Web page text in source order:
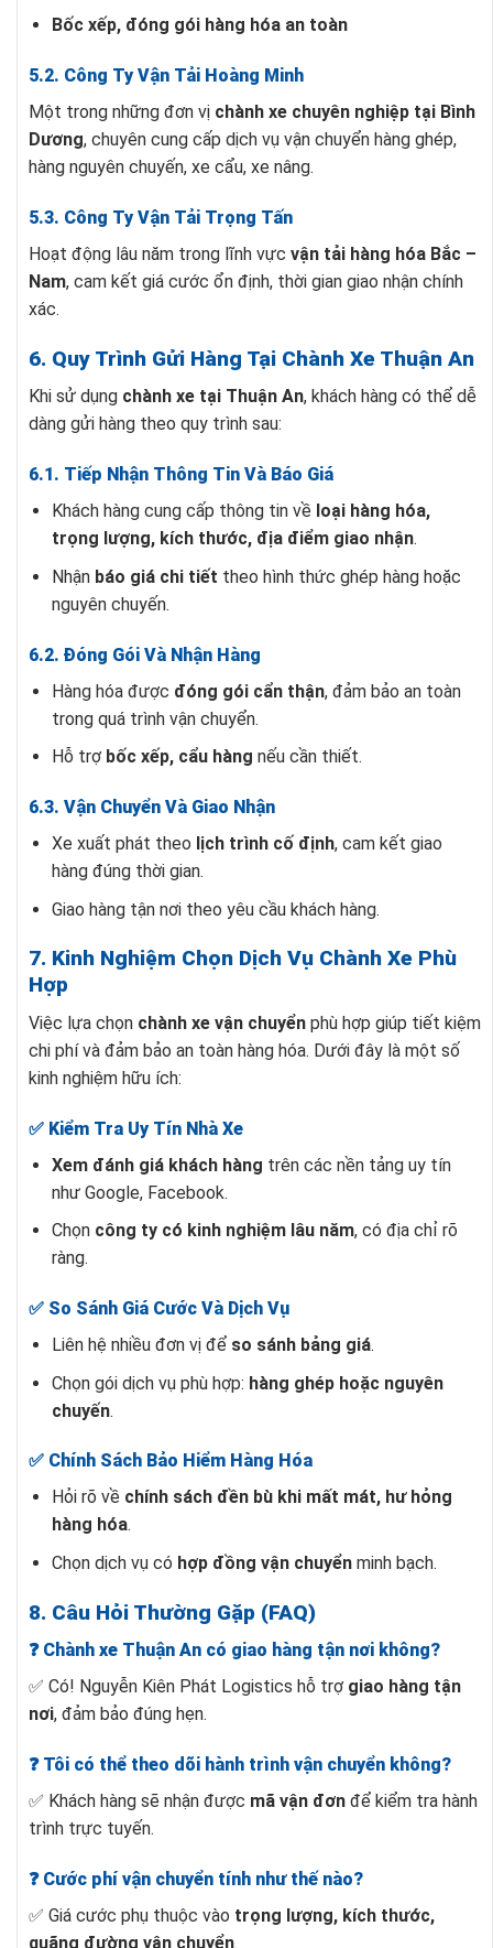
Bốc xếp, đóng gói hàng hóa an toàn
5.2. Công Ty Vận Tải Hoàng Minh
Một trong những đơn vị chành xe chuyên nghiệp tại Bình
Dương, chuyên cung cấp dịch vụ vận chuyển hàng ghép,
hàng nguyên chuyến, xe cẩu, xe nâng.
5.3. Công Ty Vận Tải Trọng Tấn
Hoạt động lâu năm trong lĩnh vực vận tải hàng hóa Bắc –
Nam, cam kết giá cước ổn định, thời gian giao nhận chính
xác.
6. Quy Trình Gửi Hàng Tại Chành Xe Thuận An
Khi sử dụng chành xe tại Thuận An, khách hàng có thể dễ
dàng gửi hàng theo quy trình sau:
6.1. Tiếp Nhận Thông Tin Và Báo Giá
Khách hàng cung cấp thông tin về loại hàng hóa,
trọng lượng, kích thước, địa điểm giao nhận.
Nhận báo giá chi tiết theo hình thức ghép hàng hoặc
nguyên chuyến.
6.2. Đóng Gói Và Nhận Hàng
Hàng hóa được đóng gói cẩn thận, đảm bảo an toàn
trong quá trình vận chuyển.
Hỗ trợ bốc xếp, cẩu hàng nếu cần thiết.
6.3. Vận Chuyển Và Giao Nhận
Xe xuất phát theo lịch trình cố định, cam kết giao
hàng đúng thời gian.
Giao hàng tận nơi theo yêu cầu khách hàng.
7. Kinh Nghiệm Chọn Dịch Vụ Chành Xe Phù
Hợp
Việc lựa chọn chành xe vận chuyển phù hợp giúp tiết kiệm
chi phí và đảm bảo an toàn hàng hóa. Dưới đây là một số
kinh nghiệm hữu ích:
✅ Kiểm Tra Uy Tín Nhà Xe
Xem đánh giá khách hàng trên các nền tảng uy tín
như Google, Facebook.
Chọn công ty có kinh nghiệm lâu năm, có địa chỉ rõ
ràng.
✅ So Sánh Giá Cước Và Dịch Vụ
Liên hệ nhiều đơn vị để so sánh bảng giá.
Chọn gói dịch vụ phù hợp: hàng ghép hoặc nguyên
chuyến.
✅ Chính Sách Bảo Hiểm Hàng Hóa
Hỏi rõ về chính sách đền bù khi mất mát, hư hỏng
hàng hóa.
Chọn dịch vụ có hợp đồng vận chuyểnminh bạch.
8. Câu Hỏi Thường Gặp (FAQ)
❓ Chành xe Thuận An có giao hàng tận nơi không?
✅ Có! Nguyễn Kiên Phát Logistics hỗ trợ giao hàng tận
nơi, đảm bảo đúng hẹn.
❓ Tôi có thể theo dõi hành trình vận chuyển không?
✅ Khách hàng sẽ nhận được mã vận đơn để kiểm tra hành
trình trực tuyến.
❓ Cước phí vận chuyển tính như thế nào?
✅ Giá cước phụ thuộc vào trọng lượng, kích thước,
quãng đường vận chuyển.